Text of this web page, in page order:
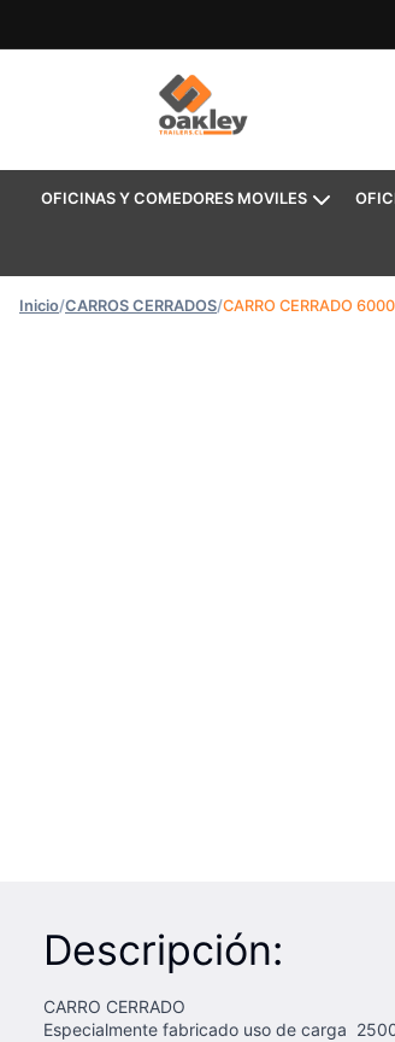
OFICINAS Y COMEDORES MOVILES
Inicio/CARROS CERRADOS/CARRO CERRADO
Descripción:
CARRO CERRADO
Especialmente fabricado uso de carga